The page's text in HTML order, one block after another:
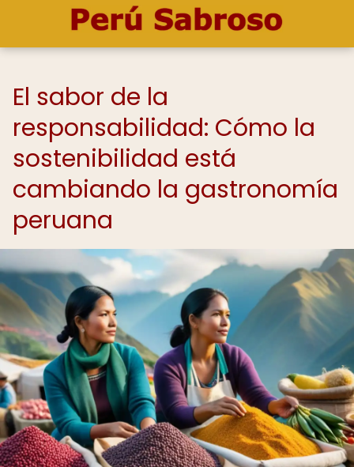
El sabor de la
responsabilidad: Cómo la
sostenibilidad está
cambiando la gastronomía
peruana